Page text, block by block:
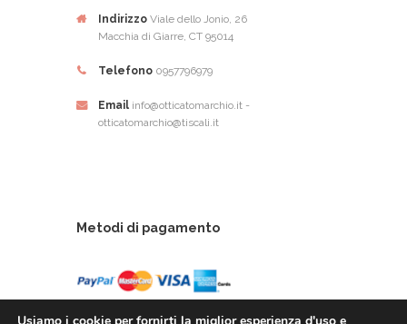
Indirizzo Viale dello Jonio, 26
Macchia di Giarre, CT 95014
Telefono 0957796979
Email info@otticatomarchio.it -
otticatomarchio@tiscali.it
Metodi di pagamento